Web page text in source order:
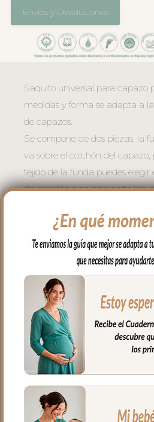
Envíos y Devoluciones
Saquito universal para capazo
medidas y forma se adapta a
de capazos.
Se compone de dos piezas, la
va sobre el colchón del capazo;
tejido de la funda puedes elegir
de algodón o en pelo corto liso,
cubrir la cremallera para no
en las piernitas.
Para la tapa del saco tejido
bordado; un piqué de algodón.
El relleno de la funda es de
hueca para mayor confort del
muy buena transpirabilidad.
un tejido rejilla 3D para una
ventilación.
La tapa del saco se une a la
mediante cremalleras laterales,
al tono, que puedes abrir como